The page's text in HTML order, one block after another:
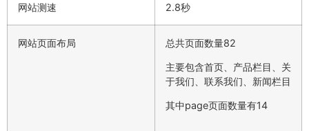
网站测速 2.8秒
网站页面布局 总共页面数量82
主要包含首页、产品栏目、关
于我们、联系我们、新闻栏目
其中page页面数量有14